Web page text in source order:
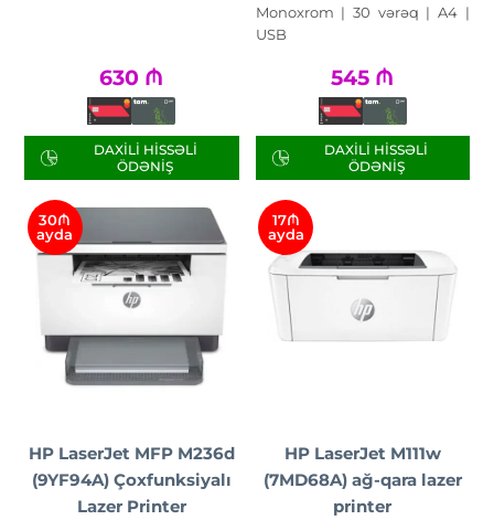
630 ₼
DAXILI HISSƏLI
ÖDƏNIŞ
Monoxrom | 30 vərəq | A4 |
USB
545 ₼
DAXILI HISSƏLI
ÖDƏNIŞ
30₼
ayda
HP LaserJet MFP M236d
(9YF94A) Çoxfunksiyalı
Lazer Printer
17₼
ayda
HP LaserJet M111w
(7MD68A) ağ-qara lazer
printer